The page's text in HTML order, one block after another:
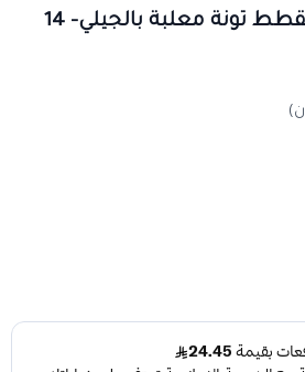
شيزر طعام رطب للقطط تونة معلبة بالجيلي- 14